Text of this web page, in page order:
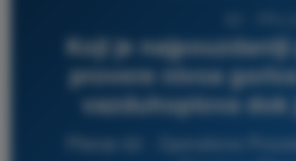
Koji je
provere nivoa
vazduhoplova dok